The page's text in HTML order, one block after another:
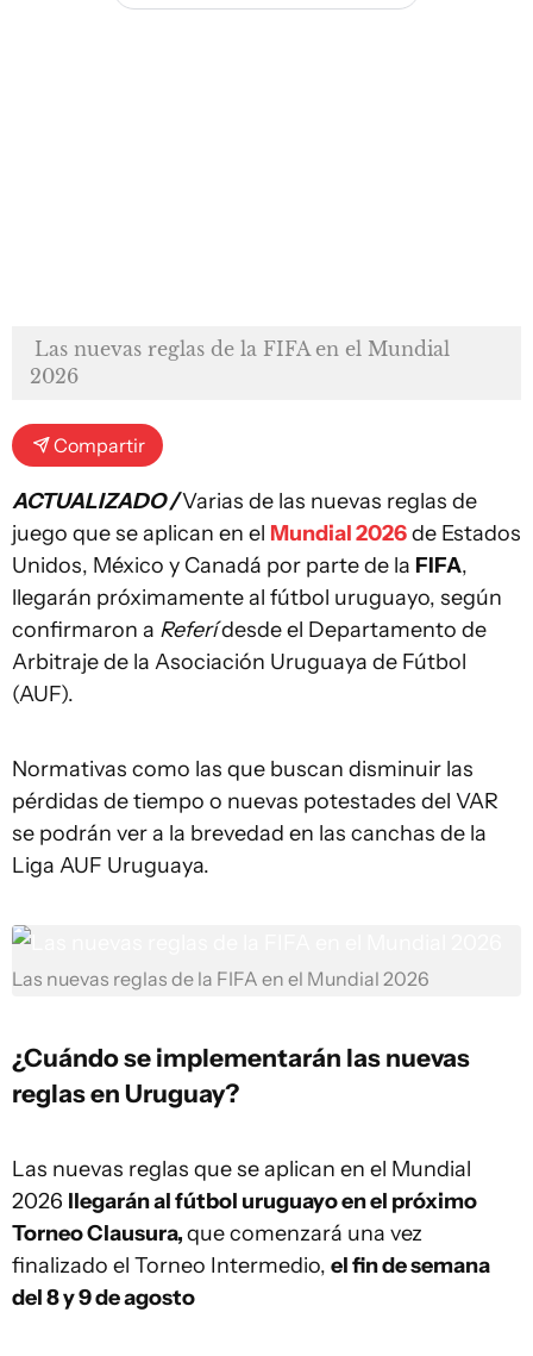
Las nuevas reglas de la FIFA en el Mundial
2026
Compartir
ACTUALIZADO /Varias de las nuevas reglas de
juego que se aplican en el Mundial 2026de Estados
Unidos, México y Canadá por parte de la FIFA,
llegarán próximamente al fútbol uruguayo, según
confirmaron a Referídesde el Departamento de
Arbitraje de la Asociación Uruguaya de Fútbol
(AUF).
Normativas como las que buscan disminuir las
pérdidas de tiempo o nuevas potestades del VAR
se podrán ver a la brevedad en las canchas de la
Liga AUF Uruguaya.
Las nuevas reglas de la FIFA en el Mundial 2026
¿Cuándo se implementarán las nuevas
reglas en Uruguay?
Las nuevas reglas que se aplican en el Mundial
2026 llegarán al fútbol uruguayo en el próximo
Torneo Clausura,que comenzará una vez
finalizado el Torneo Intermedio, el fin de semana
del 8 y 9 de agosto